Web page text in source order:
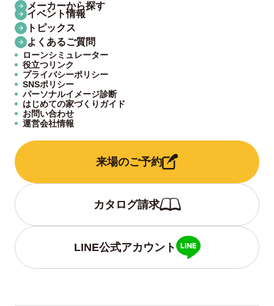
メーカーから探す
イベント情報
トピックス
よくあるご質問
ローンシミュレーター
役立つリンク
プライバシーポリシー
SNSポリシー
パーソナルイメージ診断
はじめての家づくりガイド
お問い合わせ
運営会社情報
来場のご予約
カタログ請求
LINE公式アカウント